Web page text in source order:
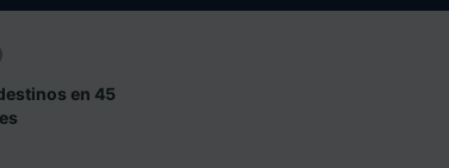
en 45